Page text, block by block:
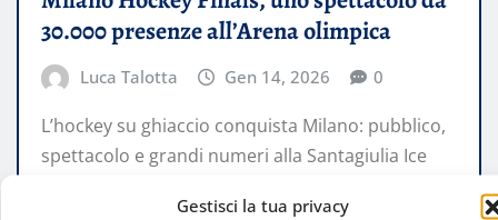
Gestisci la tua privacy
30.000 presenze all’Arena olimpica
Luca Talotta Gen 14, 2026 0
L’hockey su ghiaccio conquista Milano: pubblico,
spettacolo e grandi numeri alla Santagiulia Ice